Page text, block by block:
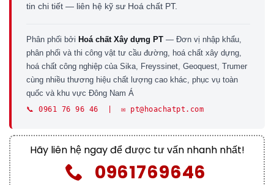
tin chi tiết — liên hệ kỹ sư Hoá chất PT.
Phân phối bởi Hoá chất Xây dựng PT — Đơn vị nhập khẩu,
phân phối và thi công vật tư cầu đường, hoá chất xây dựng,
hoá chất công nghiệp của Sika, Freyssinet, Geoquest, Trumer
cùng nhiều thương hiệu chất lượng cao khác, phục vụ toàn
quốc và khu vực Đông Nam Á
📞 0961 76 96 46 | ✉️ pt@hoachatpt.com
Hãy liên hệ ngay để được tư vấn nhanh nhất!
0961769646